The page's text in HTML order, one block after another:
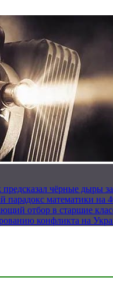
чёрные дыры
математики на
отбор в старшие
конфликта на